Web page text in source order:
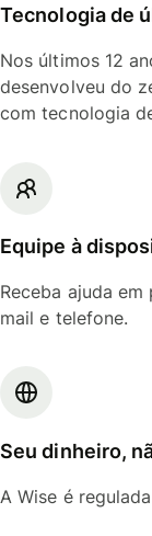
Tecnologia de
Nos últimos 12
desenvolveu do
com tecnologia
Equipe à
Receba ajuda
mail e telefone.
Seu dinheiro,
A Wise é